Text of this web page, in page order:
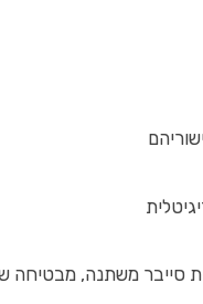
סייבר משתנה, מבטיחה